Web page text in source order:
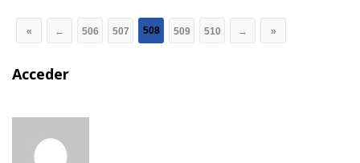
« ← 506 507 508 509 510 → »
Acceder